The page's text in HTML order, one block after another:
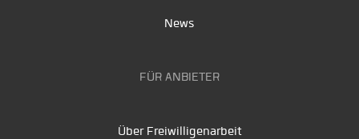
News
FÜR ANBIETER
Über Freiwilligenarbeit